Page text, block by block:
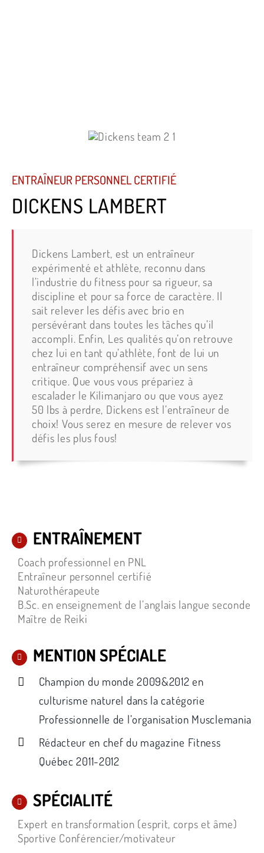
ENTRAÎNEUR PERSONNEL CERTIFIÉ
DICKENS LAMBERT
Dickens Lambert, est un entraîneur
expérimenté et athlète, reconnu dans
l’industrie du fitness pour sa rigueur, sa
discipline et pour sa force de caractère. Il
sait relever les défis avec brio en
persévérant dans toutes les tâches qu’il
accompli. Enfin, Les qualités qu’on retrouve
chez lui en tant qu’athlète, font de lui un
entraîneur compréhensif avec un sens
critique. Que vous vous prépariez à
escalader le Kilimanjaro ou que vous ayez
50 lbs à perdre, Dickens est l’entraîneur de
choix! Vous serez en mesure de relever vos
défis les plus fous!
ENTRAÎNEMENT
Coach professionnel en PNL
Entraîneur personnel certifié
Naturothérapeute
B.Sc. en enseignement de l’anglais langue seconde
Maître de Reiki
MENTION SPÉCIALE
Champion du monde 2009&2012 en
culturisme naturel dans la catégorie
Professionnelle de l’organisation Musclemania
Rédacteur en chef du magazine Fitness
Québec 2011-2012
SPÉCIALITÉ
Expert en transformation (esprit, corps et âme)
Sportive Conférencier/motivateur